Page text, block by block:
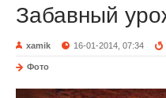
Забавный
xamik 16-01-2014, 07:34
Фото